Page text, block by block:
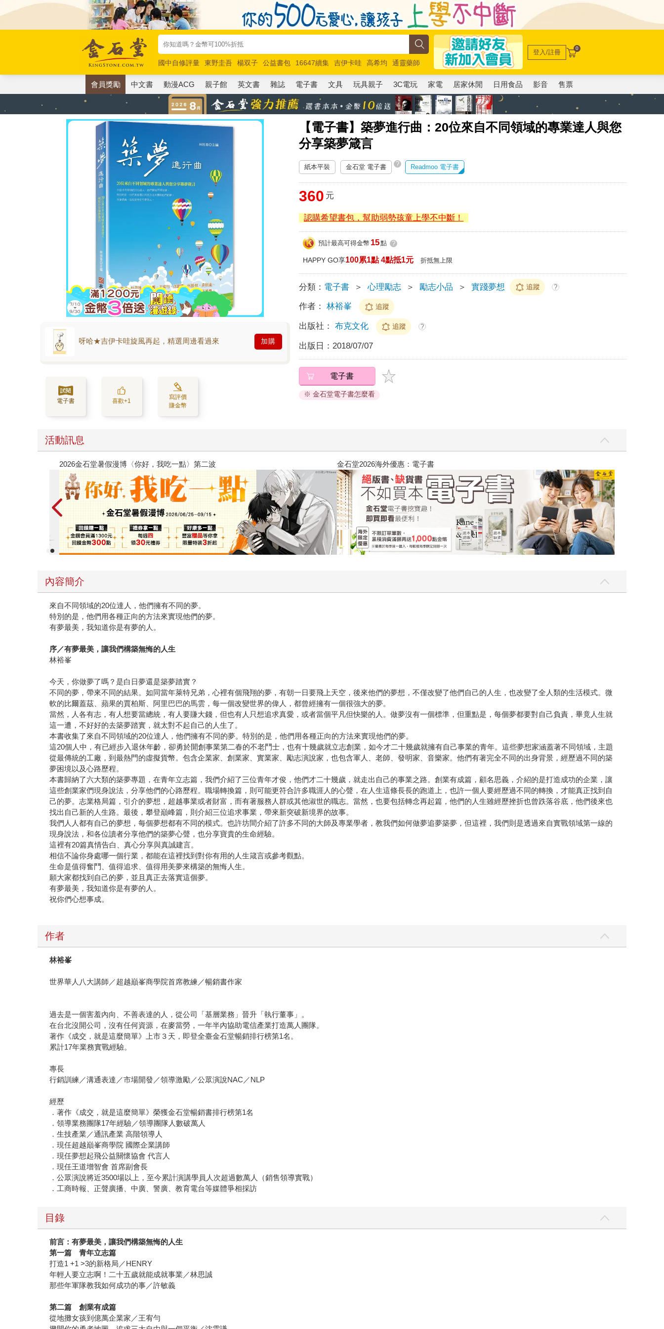
國中自修評量 東野圭吾 楊双子 公益書包 16647續集 吉伊卡哇 高希均
通靈藥師
唯紅花綻放
奧德賽 路邊攤新作 馬斯克 玩具總動員5 超慢跑
登入/註冊 0
會員獎勵 中文書 動漫ACG 親子館 英文書 雜誌 電子書 文具 玩具親子 3C電玩 家電 居家休閒 日用食品 影音 售票
【電子書】築夢進行曲：20位來自不同領域的專業達人與您
分享築夢箴言
呀哈★吉伊卡哇旋風再起，精選周邊看過來 加購
電子書 喜歡+1
寫評價
賺金幣
紙本平裝 金石堂 電子書 ? Readmoo 電子書
360 元
認購希望書包，幫助弱勢孩童上學不中斷！
預計最高可得金幣 15點 ?
HAPPY GO享100累1點 4點抵1元 折抵無上限
分類： 電子書 ＞ 心理勵志 ＞ 勵志小品 ＞ 實踐夢想 追蹤 ?
作者： 林裕峯 追蹤
出版社： 布克文化 追蹤 ?
出版日： 2018/07/07
電子書
※ 金石堂電子書怎麼看
活動訊息
春光ｘ奇幻基地｜全書系展 2026金石堂暑假漫博〈你好，我吃一點〉第二波
內容簡介
來自不同領域的20位達人，他們擁有不同的夢。
特別的是，他們用各種正向的方法來實現他們的夢。
有夢最美，我知道你是有夢的人。
序／有夢最美，讓我們構築無悔的人生
林裕峯
今天，你做夢了嗎？是白日夢還是築夢踏實？
不同的夢，帶來不同的結果。如同當年萊特兄弟，心裡有個飛翔的夢，有朝一日要飛上天空，後來他們的夢想，不僅改變了他們自己的人生，也改變了全人類的生活模式。微
軟的比爾蓋茲、蘋果的賈柏斯、阿里巴巴的馬雲，每一個改變世界的偉人，都曾經擁有一個很強大的夢。
當然，人各有志，有人想要當總統，有人要賺大錢，但也有人只想追求真愛，或者當個平凡但快樂的人。做夢沒有一個標準，但重點是，每個夢都要對自己負責，畢竟人生就
這一遭，不好好的去築夢踏實，就太對不起自己的人生了。
本書收集了來自不同領域的20位達人，他們擁有不同的夢。特別的是，他們用各種正向的方法來實現他們的夢。
這20個人中，有已經步入退休年齡，卻勇於開創事業第二春的不老鬥士，也有十幾歲就立志創業，如今才二十幾歲就擁有自己事業的青年。這些夢想家涵蓋著不同領域，主題
從最傳統的工廠，到最熱門的虛擬貨幣。包含企業家、創業家、實業家、勵志演說家，也包含軍人、老師、發明家、音樂家。他們有著完全不同的出身背景，經歷過不同的築
夢困境以及心路歷程。
本書歸納了六大類的築夢專題，在青年立志篇，我們介紹了三位青年才俊，他們才二十幾歲，就走出自己的事業之路。創業有成篇，顧名思義，介紹的是打造成功的企業，讓
這些創業家們現身說法，分享他們的心路歷程。職場轉換篇，則可能更符合許多職涯人的心聲，在人生這條長長的跑道上，也許一個人要經歷過不同的轉換，才能真正找到自
己的夢。志業格局篇，引介的夢想，超越事業或者財富，而有著服務人群或其他淑世的職志。當然，也要包括轉念再起篇，他們的人生雖經歷挫折也曾跌落谷底，他們後來也
找出自己新的人生路。最後，攀登巔峰篇，則介紹三位追求事業，帶來新突破新境界的故事。
我們人人都有自己的夢想，每個夢想都有不同的模式。也許坊間介紹了許多不同的大師及專業學者，教我們如何做夢追夢築夢，但這裡，我們則是透過來自實戰領域第一線的
現身說法，和各位讀者分享他們的築夢心聲，也分享寶貴的生命經驗。
這裡有20篇真情告白、真心分享與真誠建言。
相信不論你身處哪一個行業，都能在這裡找到對你有用的人生箴言或參考觀點。
生命是值得奮鬥、值得追求、值得用美夢來構築的無悔人生。
願大家都找到自己的夢，並且真正去落實這個夢。
有夢最美，我知道你是有夢的人。
祝你們心想事成。
作者
林裕峯
世界華人八大講師／超越巔峯商學院首席教練／暢銷書作家
過去是一個害羞內向、不善表達的人，從公司「基層業務」晉升「執行董事」。
在台北沒開公司，沒有任何資源，在麥當勞，一年半內協助電信產業打造萬人團隊。
著作《成交，就是這麼簡單》上市３天，即登全臺金石堂暢銷排行榜第1名。
累計17年業務實戰經驗。
專長
行銷訓練／溝通表達／市場開發／領導激勵／公眾演說NAC／NLP
經歷
．著作《成交，就是這麼簡單》榮獲金石堂暢銷書排行榜第1名
．領導業務團隊17年經驗／領導團隊人數破萬人
．生技產業／通訊產業 高階領導人
．現任超越巔峯商學院 國際企業講師
．現任夢想起飛公益關懷協會 代言人
．現任王道增智會 首席副會長
．公眾演說將近3500場以上，至今累計演講學員人次超過數萬人（銷售領導實戰）
．工商時報、正聲廣播、中廣、警廣、教育電台等媒體爭相採訪
目錄
前言：有夢最美，讓我們構築無悔的人生
第一篇 青年立志篇
打造1 +1 >3的新格局／HENRY
年輕人要立志啊！二十五歲就能成就事業／林思誠
那些年軍隊教我如何成功的事／許敏義
第二篇 創業有成篇
從地攤女孩到億萬企業家／王宥勻